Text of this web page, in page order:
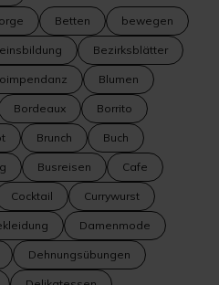
Betten bewegen
Bezirksblätter
Blumen
Bordeaux Borrito
Brunch Buch
Busreisen Cafe
Cocktail Currywurst
Damenmode
Dehnungsübungen